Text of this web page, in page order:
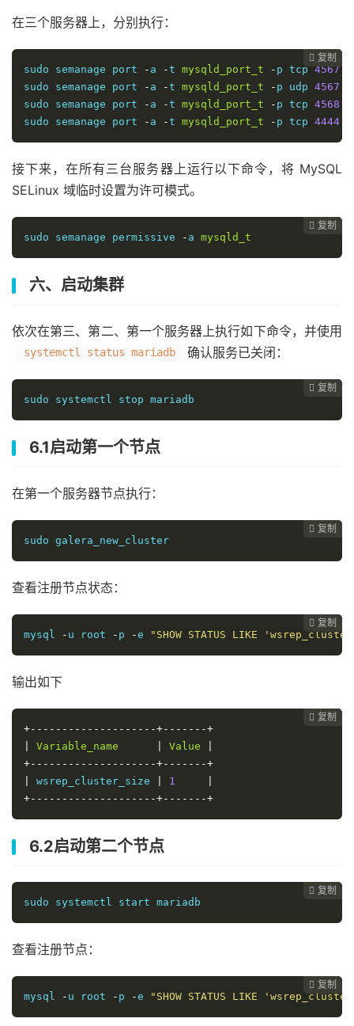
在三个服务器上，分别执行：
 复制
 复制
 复制
 复制
 复制
 复制
 复制
 复制
 复制
 复制
 复制
 复制
 复制
 复制
 复制
sudo semanage port
- a -t mysqld_port_t - p tcp 4567
sudo semanage port
- a -t mysqld_port_t - p udp 4567
sudo semanage port
- a -t mysqld_port_t - p tcp 4568
sudo semanage port
- a -t mysqld_port_t - p tcp 4444
接下来，在所有三台服务器上运行以下命令，将 MySQL
SELinux 域临时设置为许可模式。
 复制
 复制
 复制
 复制
 复制
 复制
 复制
 复制
 复制
 复制
 复制
 复制
 复制
 复制
sudo semanage permissive
- a mysqld_t
六、启动集群
依次在第三、第二、第一个服务器上执行如下命令，并使用
systemctl status mariadb 确认服务已关闭：
 复制
 复制
 复制
 复制
 复制
 复制
 复制
 复制
 复制
 复制
 复制
 复制
 复制
sudo systemctl stop mariadb
6.1启动第一个节点
在第一个服务器节点执行：
 复制
 复制
 复制
 复制
 复制
 复制
 复制
 复制
 复制
 复制
 复制
 复制
sudo galera_new_cluster
查看注册节点状态：
 复制
 复制
 复制
 复制
 复制
 复制
 复制
 复制
 复制
 复制
 复制
mysql
- u root - p -e "SHOW STATUS LIKE
输出如下
 复制
 复制
 复制
 复制
 复制
 复制
 复制
 复制
 复制
 复制
+--------------------+-------+
Variable_name Value
+--------------------+-------+
wsrep_cluster_size 1
+--------------------+-------+
6.2启动第二个节点
 复制
 复制
 复制
 复制
 复制
 复制
 复制
 复制
 复制
sudo systemctl start mariadb
查看注册节点：
 复制
 复制
 复制
 复制
 复制
 复制
 复制
 复制
mysql
- u root - p -e "SHOW STATUS LIKE